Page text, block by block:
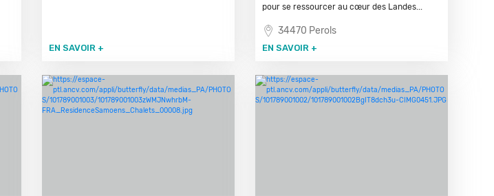
EN SAVOIR +
pour se ressourcer au cœur des Landes...
34470 Perols
EN SAVOIR +